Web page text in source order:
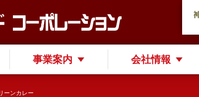
事業案内 会社情報
ーンカレー